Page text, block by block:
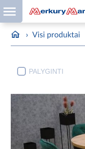
› Visi produktai
PALYGINTI